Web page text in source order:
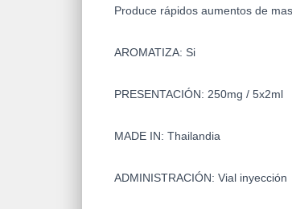
Produce rápidos aumentos de
AROMATIZA: Si
PRESENTACIÓN: 250mg / 5x2ml
MADE IN: Thailandia
ADMINISTRACIÓN: Vial inyección